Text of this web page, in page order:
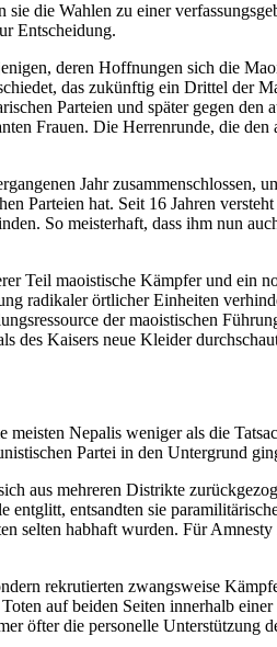
die Wahlen zu einer
Entscheidung.
deren Hoffnungen sich die
das zukünftig ein Drittel der
Parteien und später gegen den
Frauen. Die Herrenrunde, die den
Jahr zusammenschlossen,
Parteien hat. Seit 16 Jahren
So meisterhaft, dass ihm nun
Teil maoistische Kämpfer und ein
radikaler örtlicher Einheiten
der maoistischen
des Kaisers neue Kleider
Nepalis weniger als die
Partei in den Untergrund
aus mehreren Distrikte
entsandten sie
selten habhaft wurden. Für Amnesty
rekrutierten zwangsweise
auf beiden Seiten innerhalb einer
öfter die personelle Unterstützung